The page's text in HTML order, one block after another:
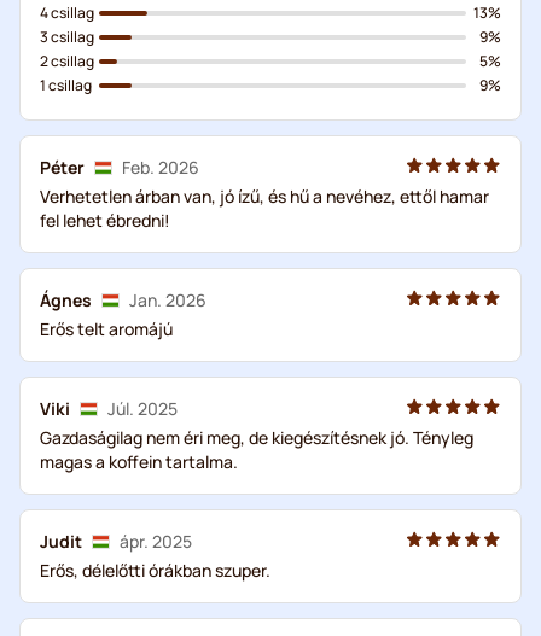
4 csillag
3 csillag
2 csillag
1 csillag
13%
9%
5%
9%
Péter
Feb. 2026
Verhetetlen árban van, jó ízű, és hű a nevéhez, ettől hamar
fel lehet ébredni!
Ágnes
Jan. 2026
Erős telt aromájú
Viki
Júl. 2025
Gazdaságilag nem éri meg, de kiegészítésnek jó. Tényleg
magas a koffein tartalma.
Judit
ápr. 2025
Erős, délelőtti órákban szuper.